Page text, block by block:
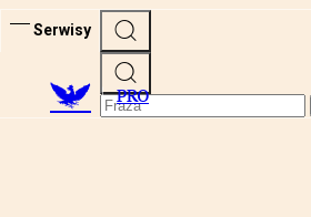
Serwisy
PRO